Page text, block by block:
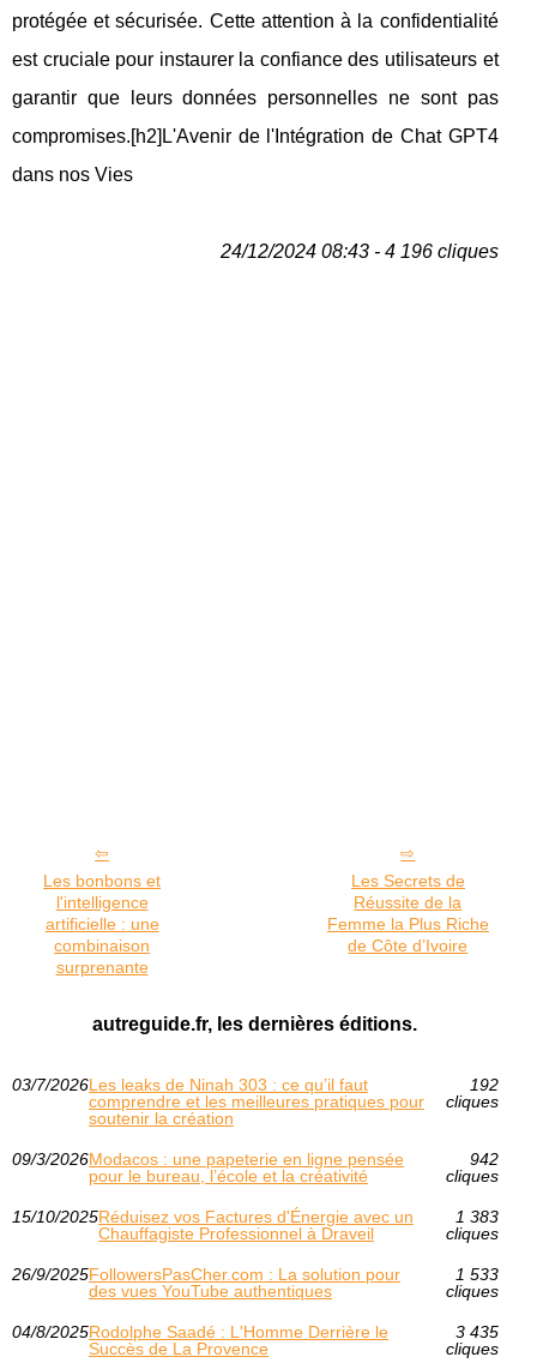
protégée et sécurisée. Cette attention à la confidentialité
est cruciale pour instaurer la confiance des utilisateurs et
garantir que leurs données personnelles ne sont pas
compromises.[h2]L'Avenir de l'Intégration de Chat GPT4
dans nos Vies
24/12/2024 08:43 - 4 196 cliques
Les bonbons et
l'intelligence
artificielle : une
combinaison
surprenante
Les Secrets de
Réussite de la
Femme la Plus Riche
de Côte d’Ivoire
autreguide.fr, les dernières éditions.
03/7/2026Les leaks de Ninah 303 : ce qu’il faut
comprendre et les meilleures pratiques pour
soutenir la création
192
cliques
09/3/2026Modacos : une papeterie en ligne pensée
pour le bureau, l’école et la créativité
942
cliques
15/10/2025Réduisez vos Factures d'Énergie avec un
Chauffagiste Professionnel à Draveil
1 383
cliques
26/9/2025FollowersPasCher.com : La solution pour
des vues YouTube authentiques
1 533
cliques
04/8/2025Rodolphe Saadé : L'Homme Derrière le
Succès de La Provence
3 435
cliques